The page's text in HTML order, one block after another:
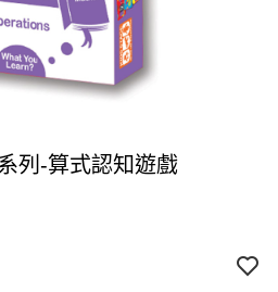
列-算式認知遊戲